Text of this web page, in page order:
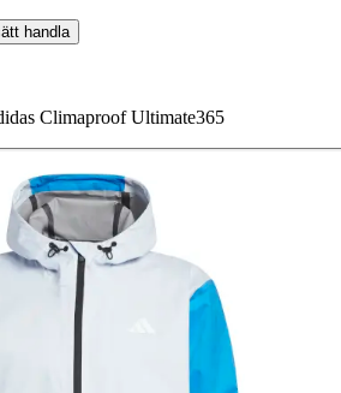
handla
Climaproof Ultimate365